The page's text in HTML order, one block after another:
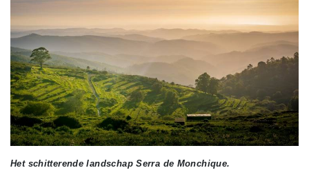
Het schitterende landschap Serra de Monchique.